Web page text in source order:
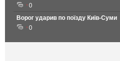
0
Ворог ударив по поїзду Київ-Суми
0